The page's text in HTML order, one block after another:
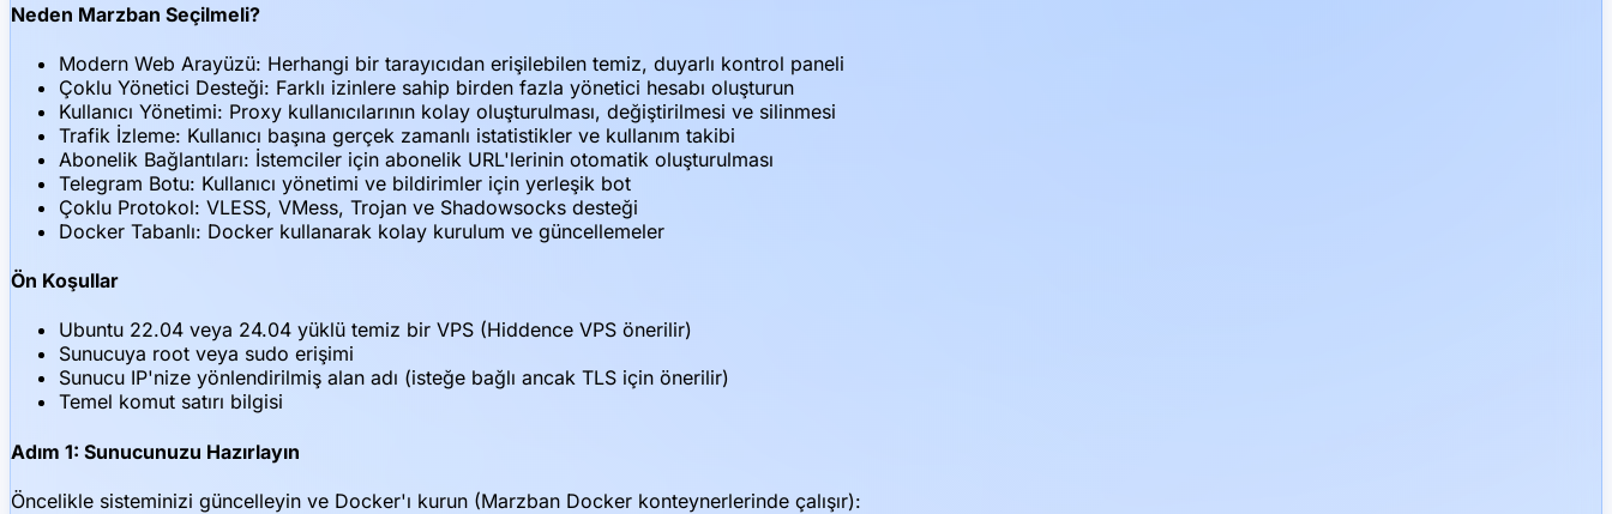
Neden Marzban Seçilmeli?
Modern Web Arayüzü: Herhangi bir tarayıcıdan erişilebilen temiz, duyarlı kontrol paneli
Çoklu Yönetici Desteği: Farklı izinlere sahip birden fazla yönetici hesabı oluşturun
Kullanıcı Yönetimi: Proxy kullanıcılarının kolay oluşturulması, değiştirilmesi ve silinmesi
Trafik İzleme: Kullanıcı başına gerçek zamanlı istatistikler ve kullanım takibi
Abonelik Bağlantıları: İstemciler için abonelik URL'lerinin otomatik oluşturulması
Telegram Botu: Kullanıcı yönetimi ve bildirimler için yerleşik bot
Çoklu Protokol: VLESS, VMess, Trojan ve Shadowsocks desteği
Docker Tabanlı: Docker kullanarak kolay kurulum ve güncellemeler
Ön Koşullar
Ubuntu 22.04 veya 24.04 yüklü temiz bir VPS (Hiddence VPS önerilir)
Sunucuya root veya sudo erişimi
Sunucu IP'nize yönlendirilmiş alan adı (isteğe bağlı ancak TLS için önerilir)
Temel komut satırı bilgisi
Adım 1: Sunucunuzu Hazırlayın
Öncelikle sisteminizi güncelleyin ve Docker'ı kurun (Marzban Docker konteynerlerinde çalışır):